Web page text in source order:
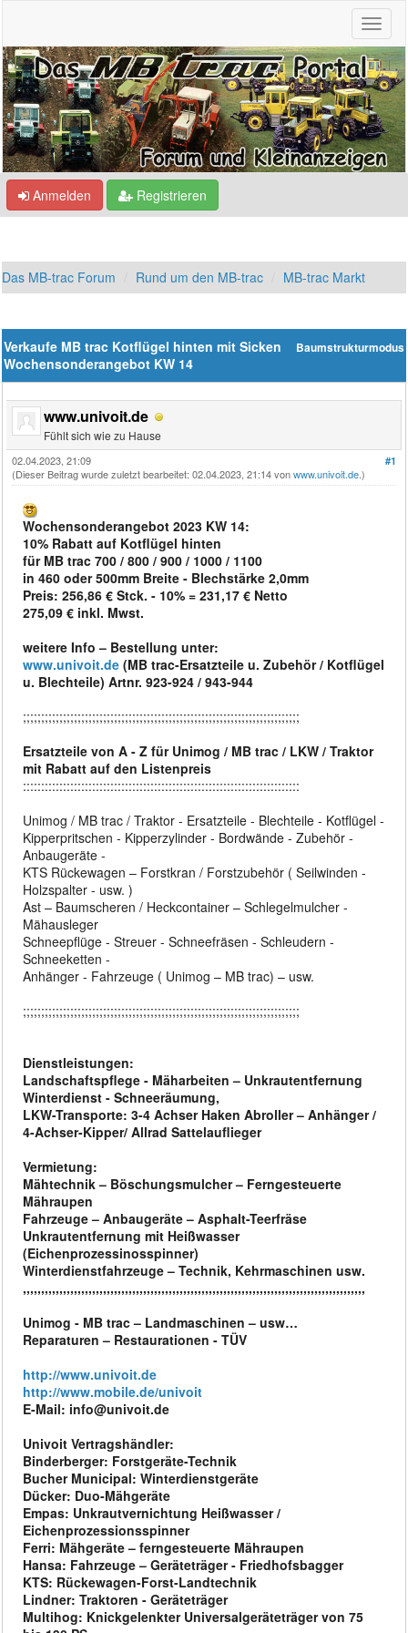
Anmelden Registrieren
Das MB-trac Forum Rund um den MB-trac MB-trac Markt
Baumstrukturmodus
Verkaufe MB trac Kotflügel hinten mit Sicken
Wochensonderangebot KW 14
www.univoit.de
Fühlt sich wie zu Hause
#1
02.04.2023, 21:09
(Dieser Beitrag wurde zuletzt bearbeitet: 02.04.2023, 21:14 vonwww.univoit.de.)
Wochensonderangebot 2023 KW 14:
10% Rabatt auf Kotflügel hinten
für MB trac 700 / 800 / 900 / 1000 / 1100
in 460 oder 500mm Breite - Blechstärke 2,0mm
Preis: 256,86 € Stck. - 10% = 231,17 € Netto
275,09 € inkl. Mwst.
weitere Info – Bestellung unter:
www.univoit.de (MB trac-Ersatzteile u. Zubehör / Kotflügel
u. Blechteile) Artnr. 923-924 / 943-944
;;;;;;;;;;;;;;;;;;;;;;;;;;;;;;;;;;;;;;;;;;;;;;;;;;;;;;;;;;;;;;;;;;;;;;;;;;;;
Ersatzteile von A - Z für Unimog / MB trac / LKW / Traktor
mit Rabatt auf den Listenpreis
::::::::::::::::::::::::::::::::::::::::::::::::::::::::::::::::::::::::::::
Unimog / MB trac / Traktor - Ersatzteile - Blechteile - Kotflügel -
Kipperpritschen - Kipperzylinder - Bordwände - Zubehör -
Anbaugeräte -
KTS Rückewagen – Forstkran / Forstzubehör ( Seilwinden -
Holzspalter - usw. )
Ast – Baumscheren / Heckcontainer – Schlegelmulcher -
Mähausleger
Schneepflüge - Streuer - Schneefräsen - Schleudern -
Schneeketten -
Anhänger - Fahrzeuge ( Unimog – MB trac) – usw.
;;;;;;;;;;;;;;;;;;;;;;;;;;;;;;;;;;;;;;;;;;;;;;;;;;;;;;;;;;;;;;;;;;;;;;;;;;;;
Dienstleistungen:
Landschaftspflege - Mäharbeiten – Unkrautentfernung
Winterdienst - Schneeräumung,
LKW-Transporte: 3-4 Achser Haken Abroller – Anhänger /
4-Achser-Kipper/ Allrad Sattelauflieger
Vermietung:
Mähtechnik – Böschungsmulcher – Ferngesteuerte
Mähraupen
Fahrzeuge – Anbaugeräte – Asphalt-Teerfräse
Unkrautentfernung mit Heißwasser
(Eichenprozessinosspinner)
Winterdienstfahrzeuge – Technik, Kehrmaschinen usw.
,,,,,,,,,,,,,,,,,,,,,,,,,,,,,,,,,,,,,,,,,,,,,,,,,,,,,,,,,,,,,,,,,,,,,,,,,,,,,,,,,,,,,,,,,,,,,,
Unimog - MB trac – Landmaschinen – usw…
Reparaturen – Restaurationen - TÜV
http://www.univoit.de
http://www.mobile.de/univoit
E-Mail: info@univoit.de
Univoit Vertragshändler:
Binderberger: Forstgeräte-Technik
Bucher Municipal: Winterdienstgeräte
Dücker: Duo-Mähgeräte
Empas: Unkrautvernichtung Heißwasser /
Eichenprozessionsspinner
Ferri: Mähgeräte – ferngesteuerte Mähraupen
Hansa: Fahrzeuge – Geräteträger - Friedhofsbagger
KTS: Rückewagen-Forst-Landtechnik
Lindner: Traktoren - Geräteträger
Multihog: Knickgelenkter Universalgeräteträger von 75